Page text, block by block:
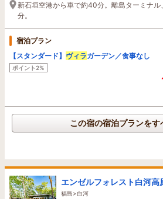
新石垣空港から車で約40分。離島ターミナ
分。
宿泊プラン
【スタンダード】 ヴィラガーデン／食事なし
ポイント2%
この宿の宿泊プランをす
エンゼルフォレスト白河高
福島>白河